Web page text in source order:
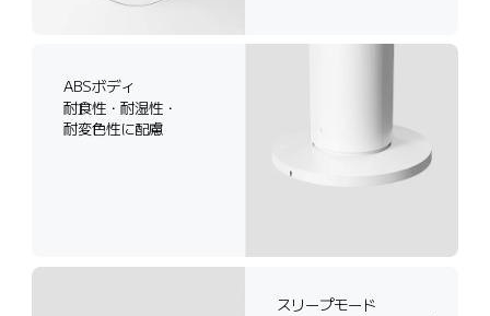
ABSボディ
耐食性・耐湿性・
耐変色性に配慮
スリープモード